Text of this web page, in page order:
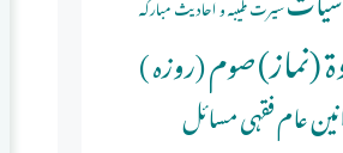
(نماز)صوم (روزہ )
عام فقہی مسائل